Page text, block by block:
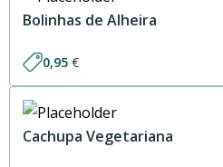
Bolinhas de Alheira
0,95 €
Cachupa Vegetariana